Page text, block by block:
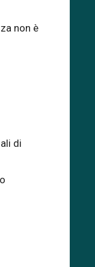
non è
di